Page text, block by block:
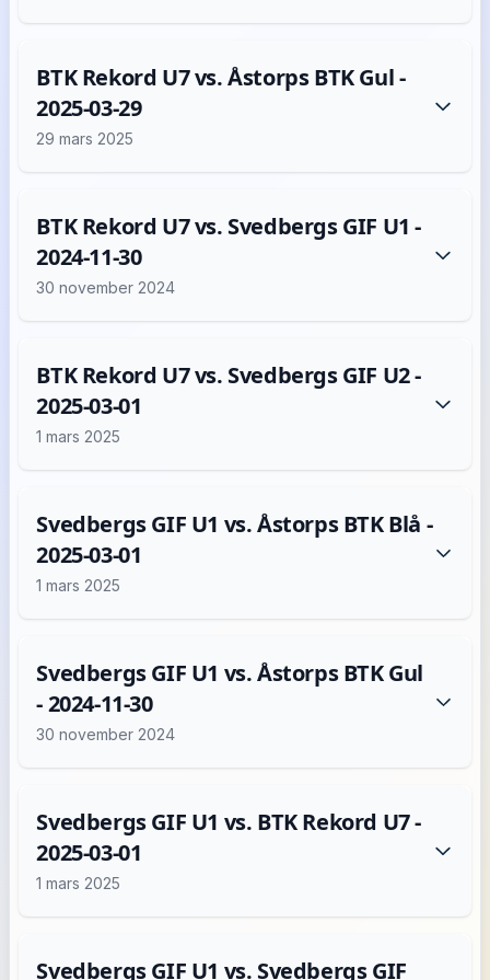
BTK Rekord U7 vs. Åstorps BTK Gul -
2025-03-29
29 mars 2025
BTK Rekord U7 vs. Svedbergs GIF U1 -
2024-11-30
30 november 2024
BTK Rekord U7 vs. Svedbergs GIF U2 -
2025-03-01
1 mars 2025
Svedbergs GIF U1 vs. Åstorps BTK Blå -
2025-03-01
1 mars 2025
Svedbergs GIF U1 vs. Åstorps BTK Gul
- 2024-11-30
30 november 2024
Svedbergs GIF U1 vs. BTK Rekord U7 -
2025-03-01
1 mars 2025
Svedbergs GIF U1 vs. Svedbergs GIF